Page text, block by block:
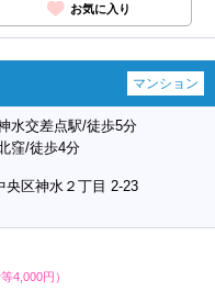
お気に入り
マンション
水交差点駅/徒歩5分
窪/徒歩4分
央区神水２丁目 2-23
4,000円）